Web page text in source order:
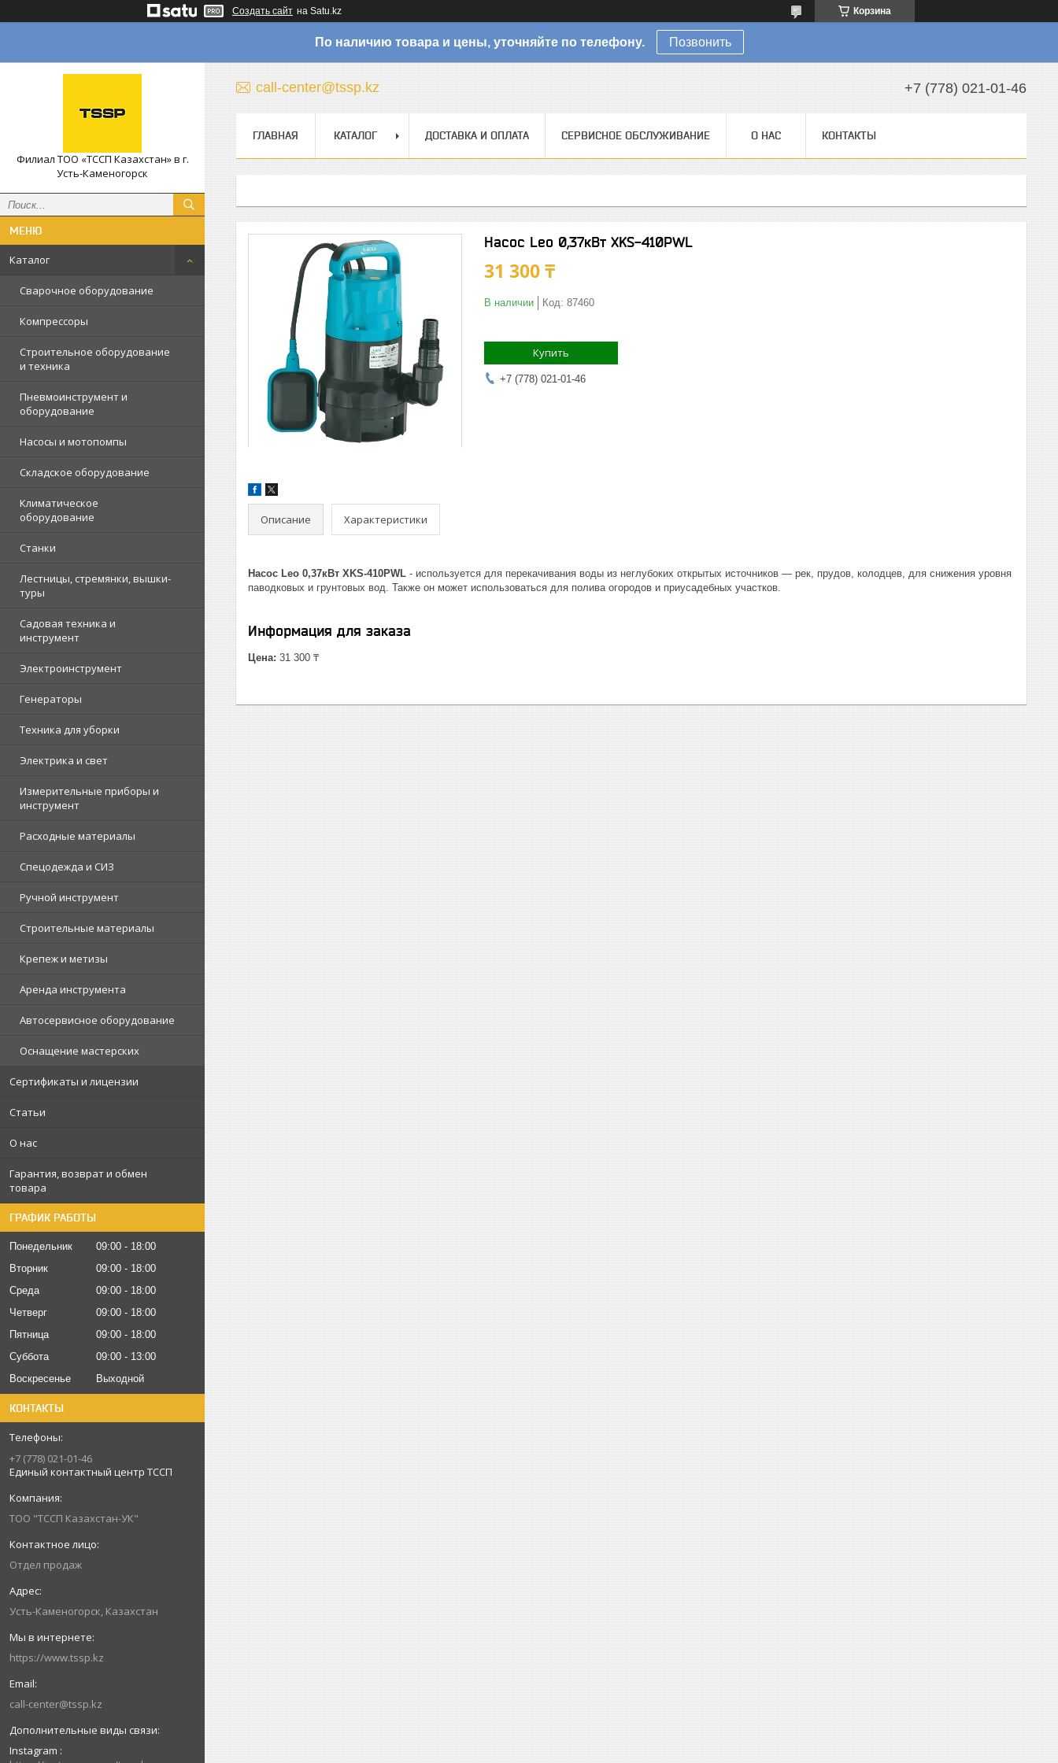
Создать сайт на Satu.kz Корзина
По наличию товара и цены, уточняйте по телефону. Позвонить
Филиал ТОО «ТССП Казахстан» в г.
Усть-Каменогорск
Каталог
Сварочное оборудование
Компрессоры
Строительное оборудование
и техника
Пневмоинструмент и
оборудование
Насосы и мотопомпы
Складское оборудование
Климатическое
оборудование
Станки
Лестницы, стремянки, вышки-
туры
Садовая техника и
инструмент
Электроинструмент
Генераторы
Техника для уборки
Электрика и свет
Измерительные приборы и
инструмент
Расходные материалы
Спецодежда и СИЗ
Ручной инструмент
Строительные материалы
Крепеж и метизы
Аренда инструмента
Автосервисное оборудование
Оснащение мастерских
Сертификаты и лицензии
Статьи
О нас
Гарантия, возврат и обмен
товара
ГРАФИК РАБОТЫ
Понедельник 09:00
18:00
Вторник
09:00
18:00
Среда
09:00
18:00
Четверг
09:00
18:00
Пятница
09:00
18:00
Суббота
09:00
13:00
Воскресенье
Выходной
КОНТАКТЫ
+7 (778) 021-01-46
Единый контактный центр ТССП
ТОО "ТССП Казахстан-УК"
Отдел продаж
Усть-Каменогорск, Казахстан
https://www.tssp.kz
call-center@tssp.kz
Instagram
call-center@tssp.kz +7 (778) 021-01-46
ГЛАВНАЯ КАТАЛОГ ДОСТАВКА И ОПЛАТА СЕРВИСНОЕ ОБСЛУЖИВАНИЕ О НАС КОНТАКТЫ
Насос Leo 0,37кВт XKS-410PWL
31 300 ₸
В наличии Код: 87460
Купить
+7 (778) 021-01-46
Описание Характеристики
Насос Leo 0,37кВт XKS-410PWL - используется для перекачивания воды из неглубоких открытых источников — рек, прудов, колодцев, для снижения уровня
паводковых и грунтовых вод. Также он может использоваться для полива огородов и приусадебных участков.
Информация для заказа
Цена: 31 300 ₸